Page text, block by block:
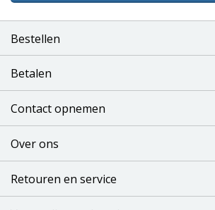
Bestellen
Betalen
Contact opnemen
Over ons
Retouren en service